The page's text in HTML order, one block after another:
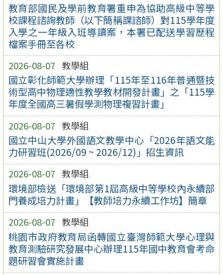
教育部國民及學前教育署重申為協助高級中等學
校課程諮詢教師（以下簡稱課諮師）對115學年度
入學之一年級入班導讀案，本署已配送學習歷程
檔案手冊至各校
2026-08-07 教學組
國立彰化師範大學辦理「115年至116年普通暨技
術型高中物理適性教學教材開發計畫」之「115學
年度全國高三暑假學測物理複習計畫」
2026-08-07 教學組
國立中山大學外國語文教學中心「2026年語文能
力研習班(2026/09 ~ 2026/12)」招生資訊
2026-08-07 教學組
環境部檢送「環境部第1屆高級中等學校內永續部
門養成培力計畫」【教師培力永續工作坊】簡章
2026-08-07 教學組
桃園市政府教育局函轉國立臺灣師範大學心理與
教育測驗研究發展中心辦理115年國中教育會考命
題研習會實施計畫